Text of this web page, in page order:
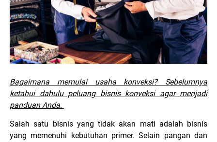
Bagaimana memulai usaha konveksi? Sebelumnya
ketahui dahulu peluang bisnis konveksi agar menjadi
panduan Anda.
Salah satu bisnis yang tidak akan mati adalah bisnis
yang memenuhi kebutuhan primer. Selain pangan dan